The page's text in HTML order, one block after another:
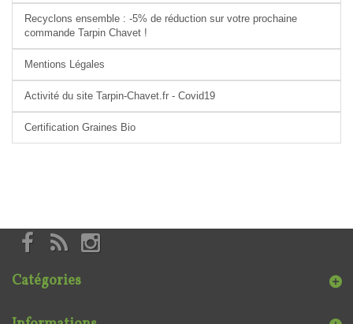
Recyclons ensemble : -5% de réduction sur votre prochaine
commande Tarpin Chavet !
Mentions Légales
Activité du site Tarpin-Chavet.fr - Covid19
Certification Graines Bio
Catégories